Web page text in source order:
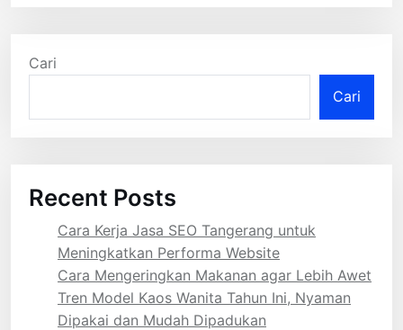
Cari
Cari
Recent Posts
Cara Kerja Jasa SEO Tangerang untuk
Meningkatkan Performa Website
Cara Mengeringkan Makanan agar Lebih Awet
Tren Model Kaos Wanita Tahun Ini, Nyaman
Dipakai dan Mudah Dipadukan